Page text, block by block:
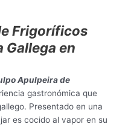
Frigoríficos
Gallega en
Apulpeira de
gastronómica que
Presentado en una
es cocido al vapor en su